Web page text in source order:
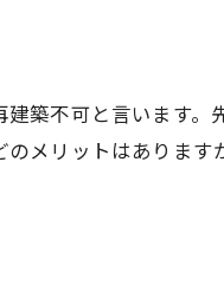
築不可と言います
メリットはありま